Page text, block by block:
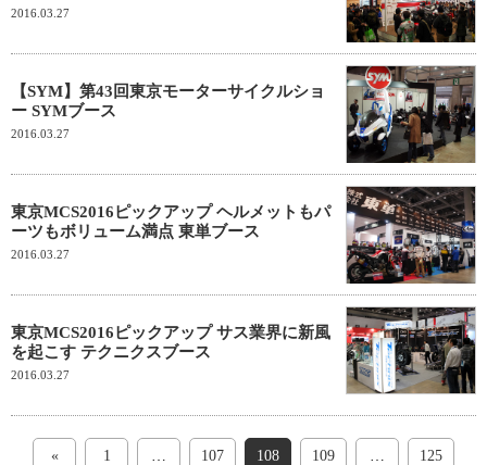
2016.03.27
【SYM】第43回東京モーターサイクルショ
ー SYMブース
2016.03.27
東京MCS2016ピックアップ ヘルメットもパ
ーツもボリューム満点 東単ブース
2016.03.27
東京MCS2016ピックアップ サス業界に新風
を起こす テクニクスブース
2016.03.27
« 1 … 107 108 109 … 125